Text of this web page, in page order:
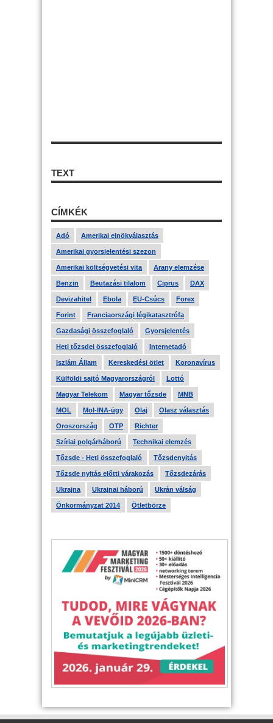
TEXT
CÍMKÉK
Adó Amerikai elnökválasztás
Amerikai gyorsjelentési szezon
Amerikai költségvetési vita Arany elemzése
Benzin Beutazási tilalom Ciprus DAX
Devizahitel Ebola EU-Csúcs Forex
Forint Franciaországi légikatasztrófa
Gazdasági összefoglaló Gyorsjelentés
Heti tőzsdei összefoglaló Internetadó
Iszlám Állam Kereskedési ötlet Koronavírus
Külföldi sajtó Magyarországról Lottó
Magyar Telekom Magyar tőzsde MNB
MOL Mol-INA-ügy Olaj Olasz választás
Oroszország OTP Richter
Szíriai polgárháború Technikai elemzés
Tőzsde - Heti összefoglaló Tőzsdenyitás
Tőzsde nyitás előtti várakozás Tőzsdezárás
Ukrajna Ukrajnai háború Ukrán válság
Önkormányzat 2014 Ötletbörze